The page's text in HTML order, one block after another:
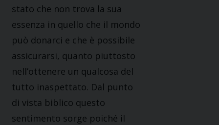
stato che non trova la sua
essenza in quello che il mondo
può donarci e che è possibile
assicurarsi, quanto piuttosto
nell’ottenere un qualcosa del
tutto inaspettato. Dal punto
di vista biblico questo
sentimento sorge poiché il